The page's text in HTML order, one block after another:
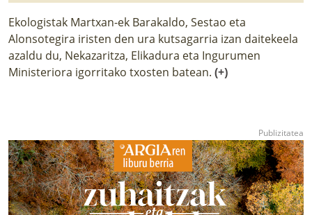
Ekologistak Martxan-ek Barakaldo, Sestao eta
Alonsotegira iristen den ura kutsagarria izan daitekeela
azaldu du, Nekazaritza, Elikadura eta Ingurumen
Ministeriora igorritako txosten batean. (+)